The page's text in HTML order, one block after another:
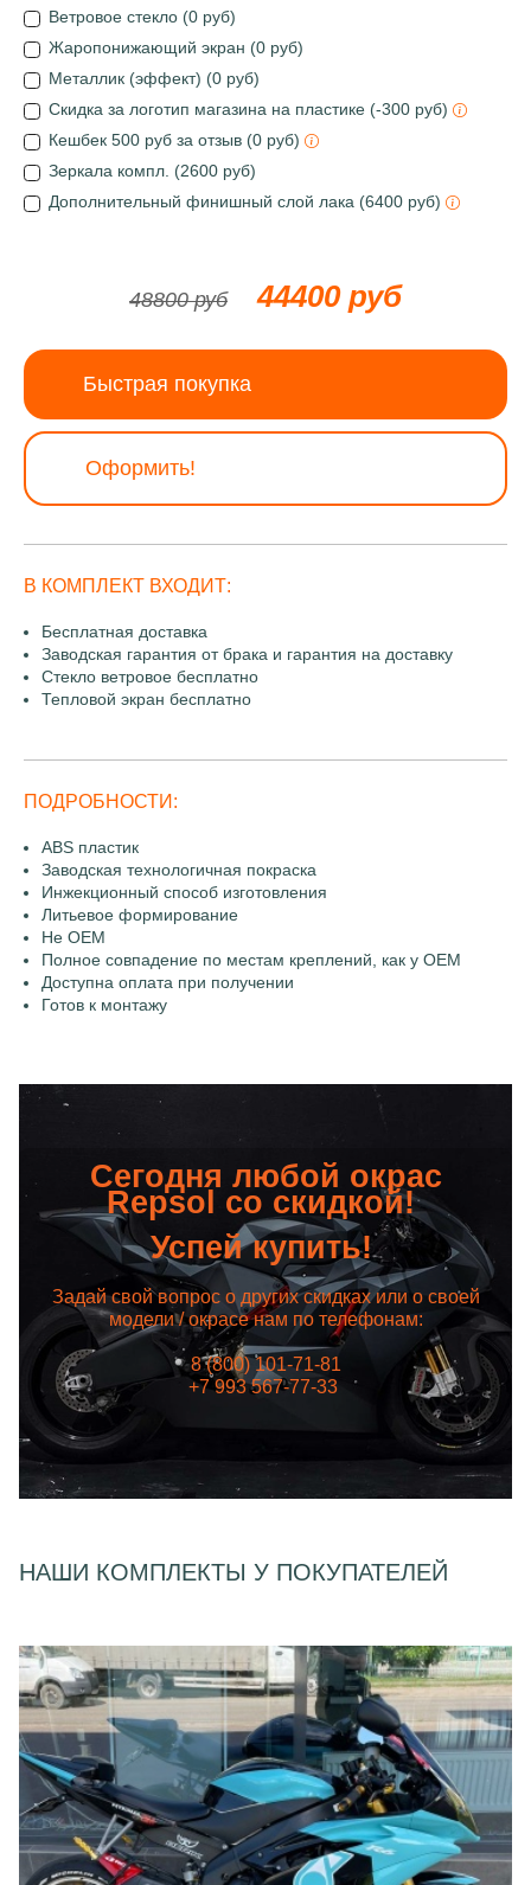
Ветровое стекло (0 руб)
Жаропонижающий экран (0 руб)
Металлик (эффект) (0 руб)
Скидка за логотип магазина на пластике (-300 руб)
Кешбек 500 руб за отзыв (0 руб)
Зеркала компл. (2600 руб)
Дополнительный финишный слой лака (6400 руб)
48800 руб 44400 руб
Быстрая покупка
Оформить!
В КОМПЛЕКТ ВХОДИТ:
Бесплатная доставка
Заводская гарантия от брака и гарантия на доставку
Стекло ветровое бесплатно
Тепловой экран бесплатно
ПОДРОБНОСТИ:
ABS пластик
Заводская технологичная покраска
Инжекционный способ изготовления
Литьевое формирование
Не OEM
Полное совпадение по местам креплений, как у OEM
Доступна оплата при получении
Готов к монтажу
Сегодня любой окрас
Repsol со скидкой!
Успей купить!
Задай свой вопрос о других скидках или о своей
модели / окрасе нам по телефонам:
8 (800) 101-71-81
+7 993 567-77-33
НАШИ КОМПЛЕКТЫ У ПОКУПАТЕЛЕЙ